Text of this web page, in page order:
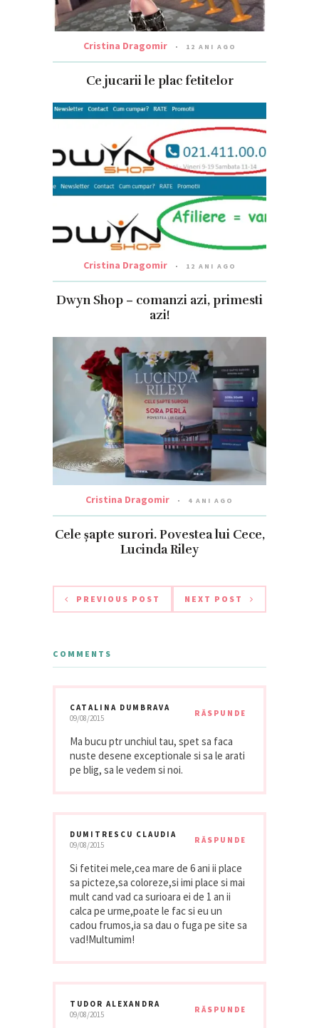
Cristina Dragomir 12 ANI AGO
Ce jucarii le plac fetitelor
Cristina Dragomir 12 ANI AGO
Dwyn Shop – comanzi azi, primesti
azi!
Cristina Dragomir 4 ANI AGO
Cele șapte surori. Povestea lui Cece,
Lucinda Riley
PREVIOUS POST NEXT POST
COMMENTS
CATALINA DUMBRAVA
09/08/2015
RĂSPUNDE
Ma bucu ptr unchiul tau, spet sa faca
nuste desene exceptionale si sa le arati
pe blig, sa le vedem si noi.
DUMITRESCU CLAUDIA
09/08/2015
RĂSPUNDE
Si fetitei mele,cea mare de 6 ani ii place
sa picteze,sa coloreze,si imi place si mai
mult cand vad ca surioara ei de 1 an ii
calca pe urme,poate le fac si eu un
cadou frumos,ia sa dau o fuga pe site sa
vad!Multumim!
TUDOR ALEXANDRA
09/08/2015
RĂSPUNDE